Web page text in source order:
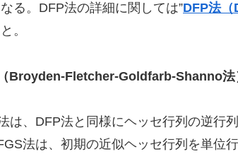
る。DFP法の詳細に関しては”DFP法
。
Broyden-Fletcher-Goldfarb-Shanno法
は、DFP法と同様にヘッセ行列の逆行
法は、初期の近似ヘッセ行列を単位